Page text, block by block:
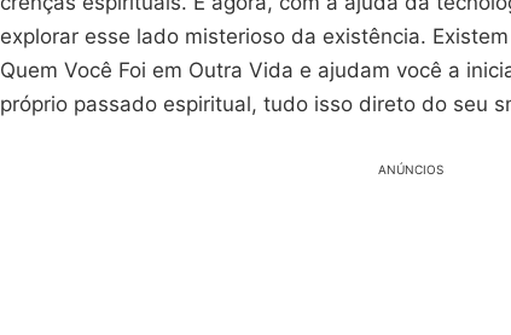
explorar esse lado misterioso da existência.
Quem Você Foi em Outra Vida e ajudam você a
próprio passado espiritual, tudo isso direto do seu
ANÚNCIOS